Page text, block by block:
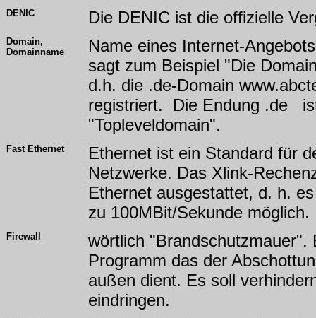
DENIC Die DENIC ist die offizielle
Domain,
Domainname
Name eines Internet-
sagt zum Beispiel "Die
d.h. die .de-Domain
registriert. Die Endung .de
"Topleveldomain".
Fast Ethernet
Ethernet ist ein Standard für
Netzwerke. Das Xlink-
Ethernet ausgestattet, d. h.
zu 100MBit/Sekunde möglich.
Firewall
wörtlich "Brandschutzmauer".
Programm das der
außen dient. Es soll
eindringen.